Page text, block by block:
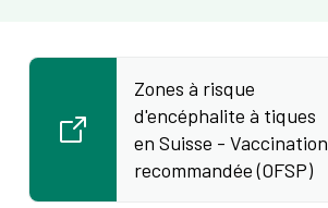
Zones à risque
d'encéphalite à tiques
en Suisse - Vaccination
recommandée (OFSP)